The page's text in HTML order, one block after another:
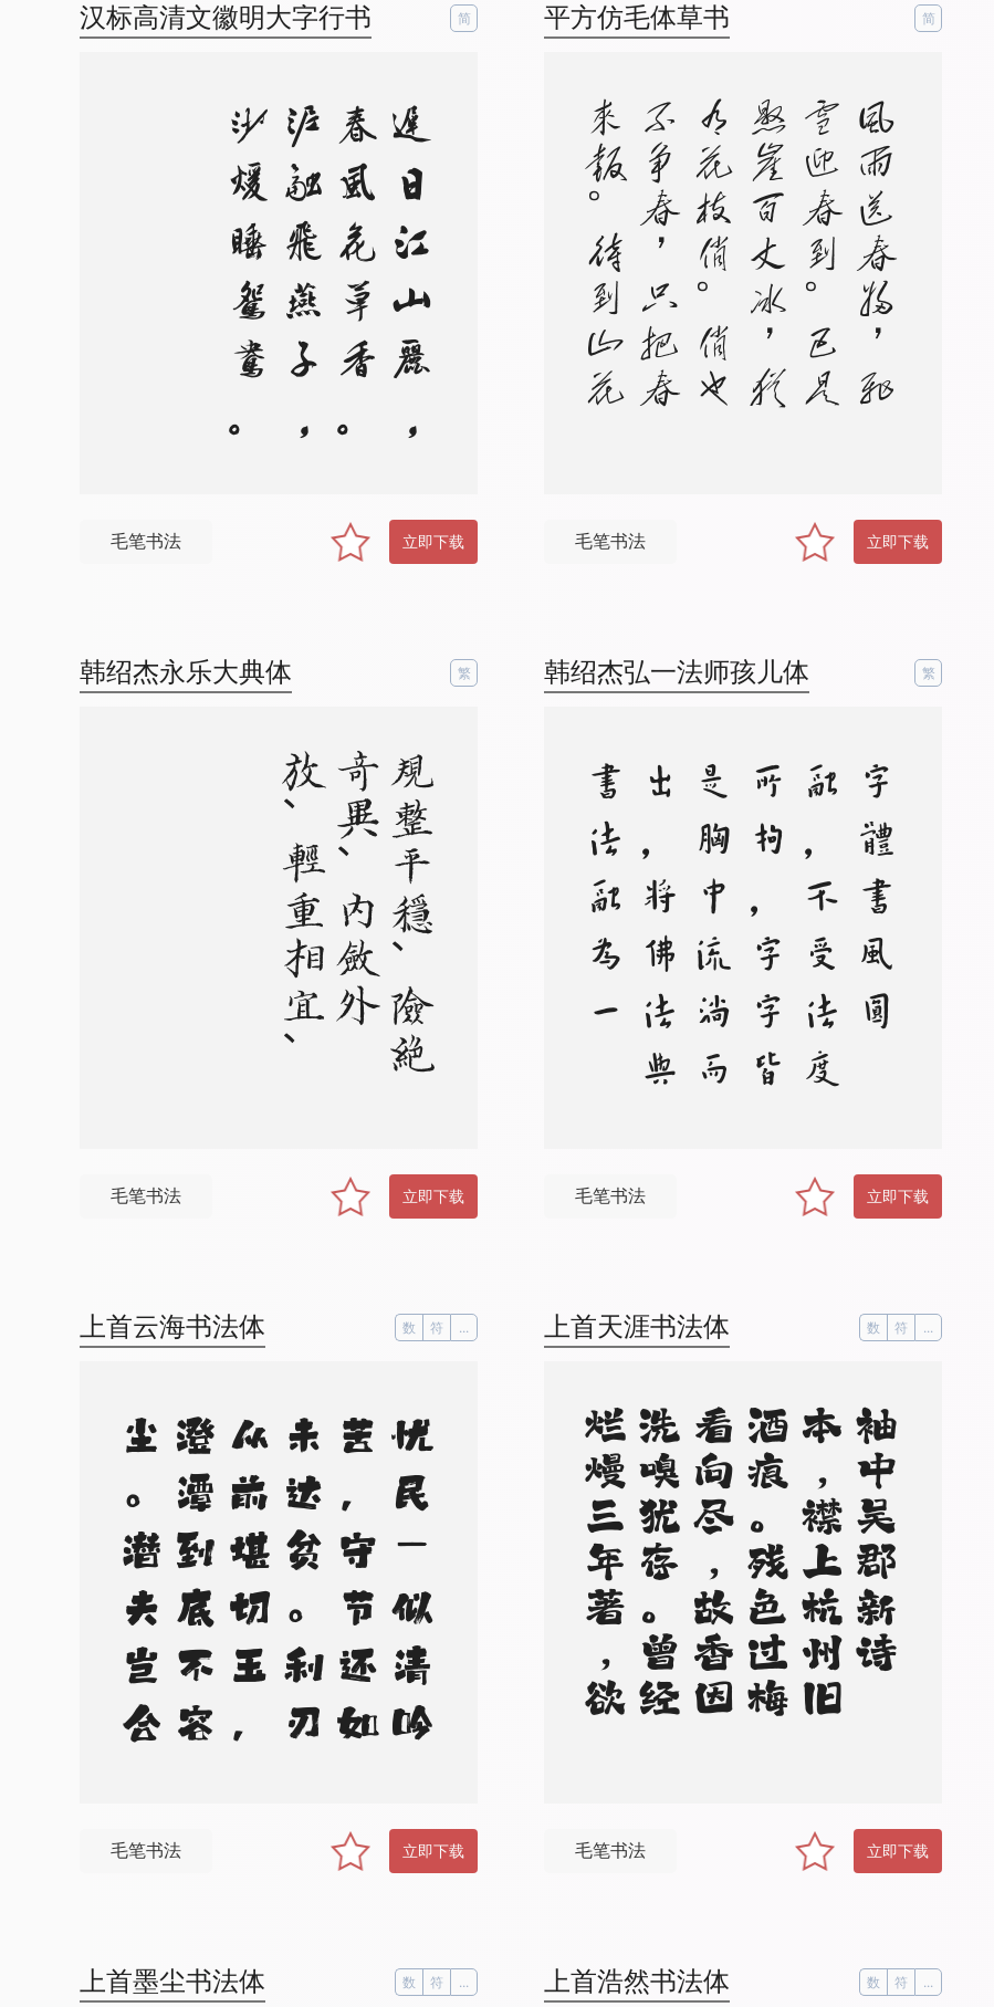
汉标高清文徽明大字行书 简
迟
日
江
山
丽
，
春
风
花
草
香
。
泥
融
飞
燕
子
，
沙
暖
睡
鸳
鸯
。
毛笔书法 立即下载
平方仿毛体草书 简
风
雨
送
春
归
，
飞
雪
迎
春
到
。
已
是
悬
崖
百
丈
冰
，
犹
有
花
枝
俏
。
俏
也
不
争
春
，
只
把
春
来
报
。
待
到
山
花
烂
漫
时
，
她
在
丛
中
笑
毛笔书法 立即下载
韩绍杰永乐大典体 繁
规
整
平
稳
、
险
绝
奇
异
、
内
敛
外
放
、
轻
重
相
宜
、
毛笔书法 立即下载
韩绍杰弘一法师孩儿体 繁
字
体
书
风
圆
融
，
不
受
法
度
所
拘
，
字
字
皆
是
胸
中
流
淌
而
出
，
将
佛
法
与
书
法
融
为
一
炉
毛笔书法 立即下载
上首云海书法体 数 符 ...
忧
民
一
似
清
吟
苦
，
守
节
还
如
未
达
贫
。
利
刃
从
前
堪
切
玉
，
澄
潭
到
底
不
容
尘
。
潜
夫
岂
合
干
旌
旆
，
甘
棹
渔
舟
下
钓
纶
毛笔书法 立即下载
上首天涯书法体 数 符 ...
袖
中
吴
郡
新
诗
本
，
襟
上
杭
州
旧
酒
痕
。
残
色
过
梅
看
向
尽
，
故
香
因
洗
嗅
犹
存
。
曾
经
烂
熳
三
年
著
，
欲
弃
空
箱
似
少
恩
毛笔书法 立即下载
上首墨尘书法体 数 符 ... 上首浩然书法体 数 符 ...